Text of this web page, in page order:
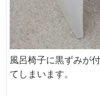
風呂椅子に黒ずみが
てしまいます。